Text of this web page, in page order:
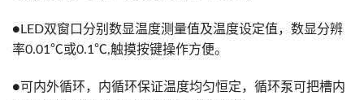
●LED双窗口分别数显温度测量值及温度设定值，数显分辨
率0.01℃或0.1℃,触摸按键操作方便。
●可内外循环，内循环保证温度均匀恒定，循环泵可把槽内